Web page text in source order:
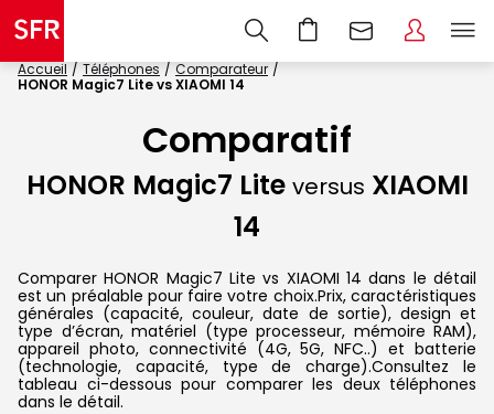
Accueil Téléphones
Comparateur
HONOR Magic7 Lite vs XIAOMI 14
Comparatif
HONOR Magic7 Lite versus XIAOMI
14
Comparer HONOR Magic7 Lite vs XIAOMI 14 dans le détail
est un préalable pour faire votre choix.Prix, caractéristiques
générales (capacité, couleur, date de sortie), design et
type d’écran, matériel (type processeur, mémoire RAM),
appareil photo, connectivité (4G, 5G, NFC..) et batterie
(technologie, capacité, type de charge).Consultez le
tableau ci-dessous pour comparer les deux téléphones
dans le détail.